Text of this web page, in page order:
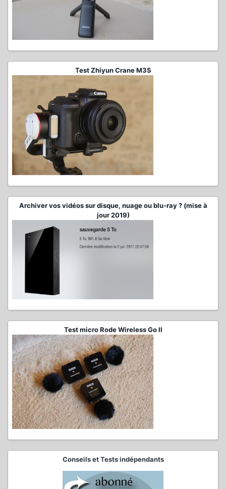
Test Zhiyun Crane M3S
Archiver vos vidéos sur disque, nuage ou blu-ray ? (mise à
jour 2019)
Test micro Rode Wireless Go II
Conseils et Tests indépendants